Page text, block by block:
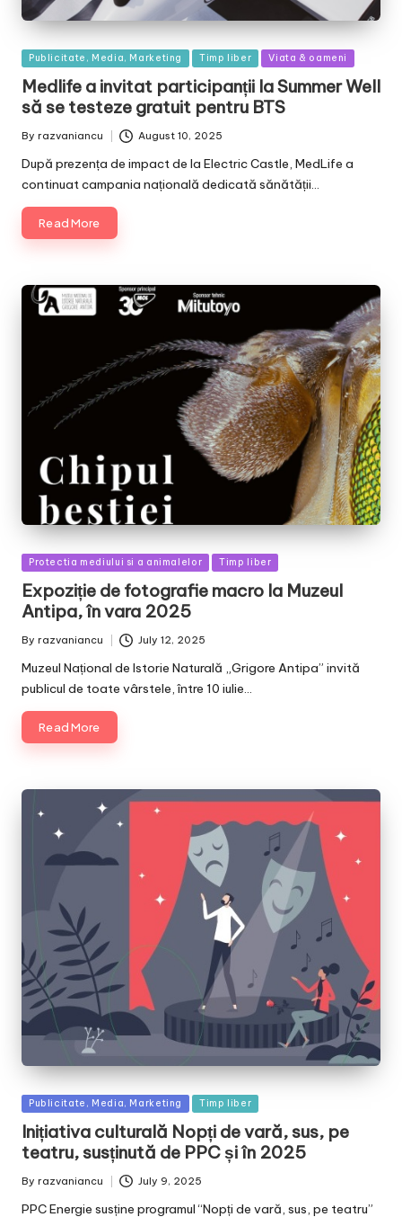
Posted
in
Publicitate, Media, Marketing Timp liber Viata & oameni
Medlife a invitat participanții la Summer Well
să se testeze gratuit pentru BTS
Posted
By razvaniancu August 10, 2025
După prezența de impact de la Electric Castle, MedLife a
continuat campania națională dedicată sănătății…
Read More
Posted
Protectia mediului si a animalelor Timp liber
Expoziție de fotografie macro la Muzeul
Antipa, în vara 2025
Posted
By razvaniancu July 12, 2025
Muzeul Național de Istorie Naturală „Grigore Antipa” invită
publicul de toate vârstele, între 10 iulie…
Read More
Posted
Publicitate, Media, Marketing Timp liber
Inițiativa culturală Nopți de vară, sus, pe
teatru, susținută de PPC și în 2025
Posted
By razvaniancu July 9, 2025
PPC Energie susține programul “Nopți de vară, sus, pe teatru”